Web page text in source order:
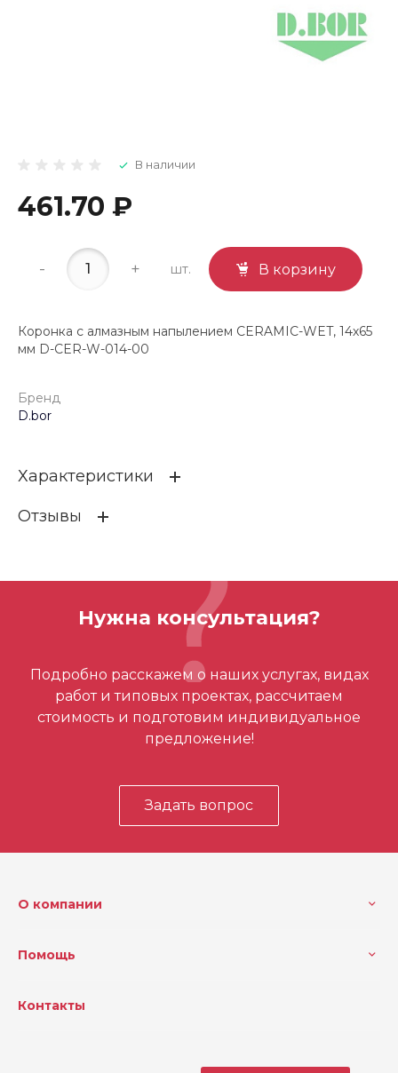
В наличии
461.70 ₽
- + шт. В корзину
Коронка с алмазным напылением CERAMIC-WET, 14х65
мм D-CER-W-014-00
Бренд
D.bor
Характеристики
Бренд
Отзывы
Отзывов ещё нет – ваш может стать
первым
Нужна консультация?
Подробно расскажем о наших услугах, видах
работ и типовых проектах, рассчитаем
стоимость и подготовим индивидуальное
предложение!
Задать вопрос
О компании
Помощь
Контакты